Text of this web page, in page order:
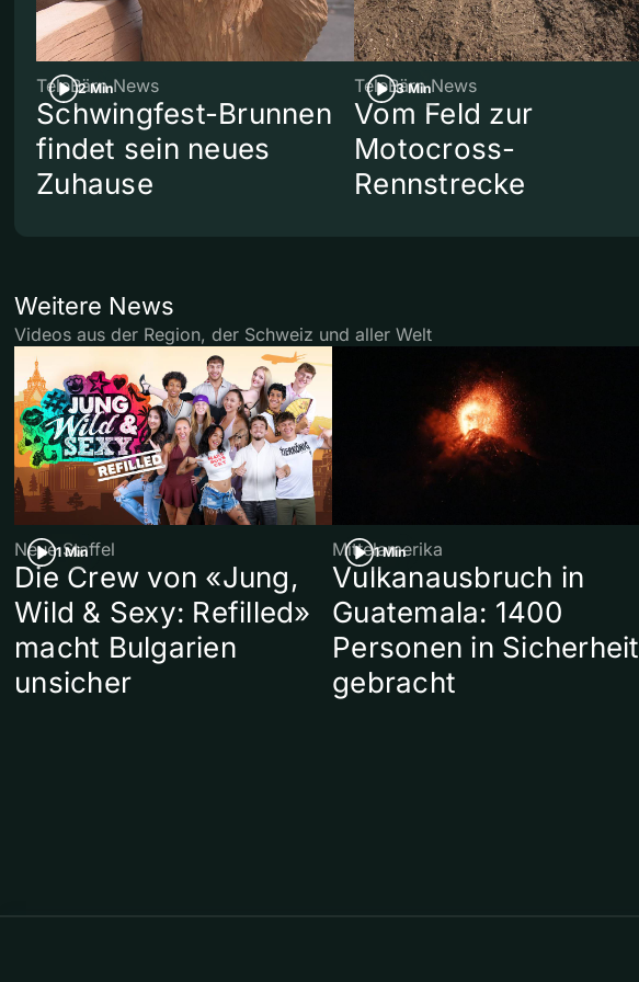
2 Min
TeleBärn News
Schwingfest-Brunnen
findet sein neues
Zuhause
3 Min
TeleBärn News
Vom Feld zur
Motocross-
Rennstrecke
Weitere News
Videos aus der Region, der Schweiz und aller Welt
1 Min
Neue Staffel
Die Crew von «Jung,
Wild & Sexy: Refilled»
macht Bulgarien
unsicher
1 Min
Mittelamerika
Vulkanausbruch in
Guatemala: 1400
Personen in Sicherheit
gebracht